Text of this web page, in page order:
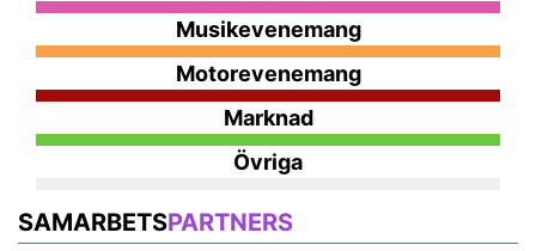
Musikevenemang
Motorevenemang
Marknad
Övriga
SAMARBETSPARTNERS